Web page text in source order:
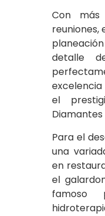
Con
reuniones,
detalle
excelencia
el
Diamantes
Para el
una
en
el